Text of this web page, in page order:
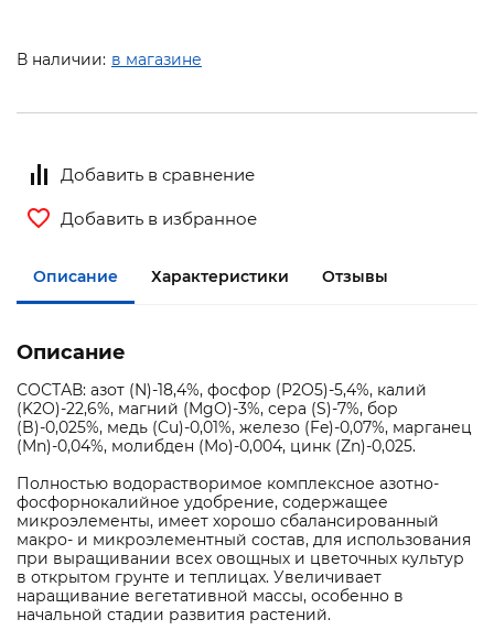
В наличии: в магазине
Добавить в сравнение
Добавить в избранное
Описание Характеристики Отзывы
Описание
СОСТАВ: азот (N)-18,4%, фосфор (P2O5)-5,4%, калий
(K2O)-22,6%, магний (MgO)-3%, сера (S)-7%, бор
(B)-0,025%, медь (Cu)-0,01%, железо (Fe)-0,07%, марганец
(Mn)-0,04%, молибден (Mo)-0,004, цинк (Zn)-0,025.
Полностью водорастворимое комплексное азотно-
фосфорнокалийное удобрение, содержащее
микроэлементы, имеет хорошо сбалансированный
макро- и микроэлементный состав, для использования
при выращивании всех овощных и цветочных культур
в открытом грунте и теплицах. Увеличивает
наращивание вегетативной массы, особенно в
начальной стадии развития растений.